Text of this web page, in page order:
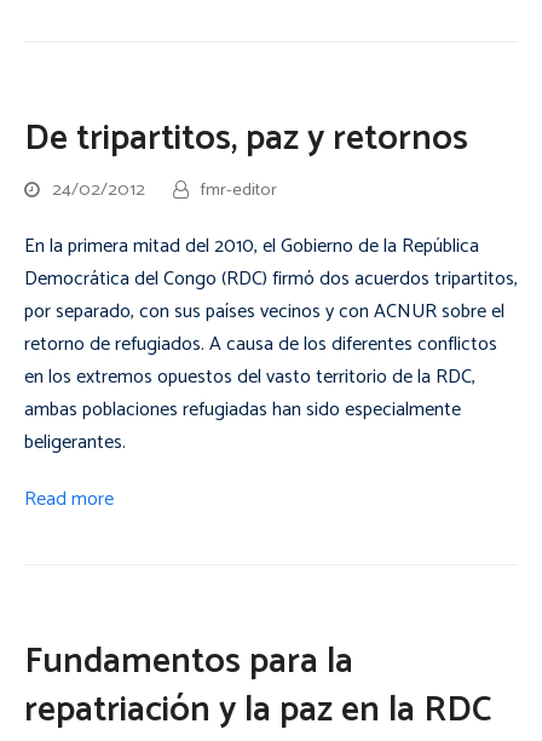
De tripartitos, paz y retornos
24/02/2012 fmr-editor
En la primera mitad del 2010, el Gobierno de la República
Democrática del Congo (RDC) firmó dos acuerdos tripartitos,
por separado, con sus países vecinos y con ACNUR sobre el
retorno de refugiados. A causa de los diferentes conflictos
en los extremos opuestos del vasto territorio de la RDC,
ambas poblaciones refugiadas han sido especialmente
beligerantes.
Read more
Fundamentos para la
repatriación y la paz en la RDC